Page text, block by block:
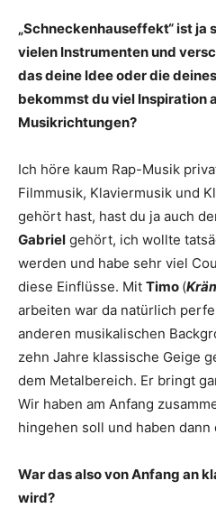
„Schneckenhauseffekt“ ist ja
vielen Instrumenten und
das deine Idee oder die
bekommst du viel Inspiration
Musikrichtungen?
Ich höre kaum Rap-Musik
Filmmusik, Klaviermusik und
gehört hast, hast du ja auch
Gabriel gehört, ich wollte
werden und habe sehr viel
diese Einflüsse. Mit Timo (
arbeiten war da natürlich
anderen musikalischen
zehn Jahre klassische Geige
dem Metalbereich. Er bringt
Wir haben am Anfang
hingehen soll und haben
War das also von Anfang an
wird?